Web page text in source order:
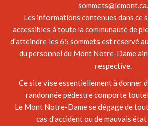
sommets@lemont.ca.
Les informations contenues dans ce
accessibles à toute la communauté de
d’atteindre les 65 sommets est réservé
du personnel du Mont Notre-Dame
respective.
Ce site vise essentiellement à donner
randonnée pédestre comporte
Le Mont Notre-Dame se dégage de
cas d’accident ou de mauvais